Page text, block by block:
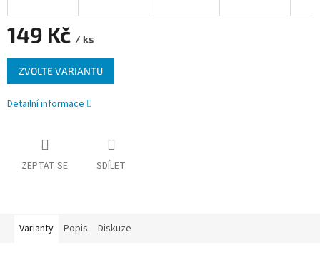
149 Kč / ks
Měrná
cena:
ZVOLTE VARIANTU
Detailní informace
ZEPTAT SE SDÍLET
Varianty Popis Diskuze